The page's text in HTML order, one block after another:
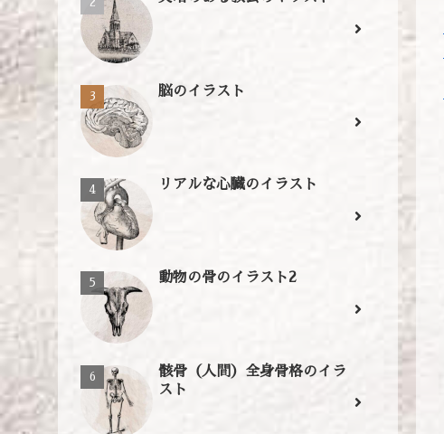
脳のイラスト
リアルな心臓のイラスト
動物の骨のイラスト2
骸骨（人間）全身骨格のイラ
スト